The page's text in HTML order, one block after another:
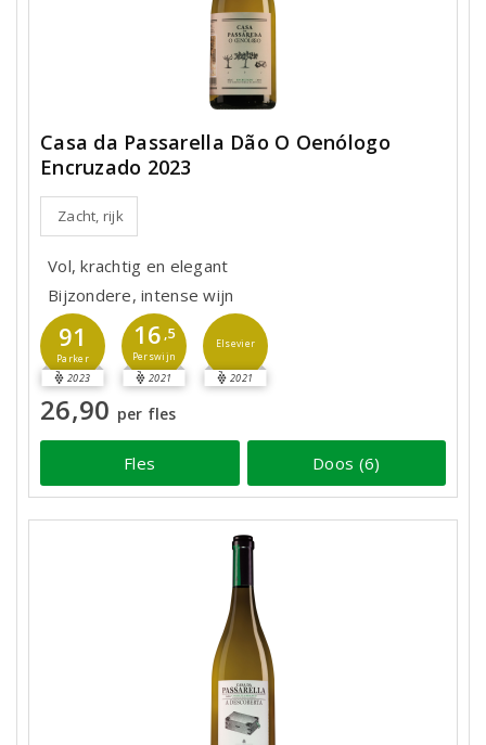
Casa da Passarella Dão O Oenólogo
Encruzado 2023
Zacht, rijk
Vol, krachtig en elegant
Bijzondere, intense wijn
91
Parker
2023
16 ,5
Perswijn
2021
Elsevier
2021
26,90 per fles
Fles Doos (6)